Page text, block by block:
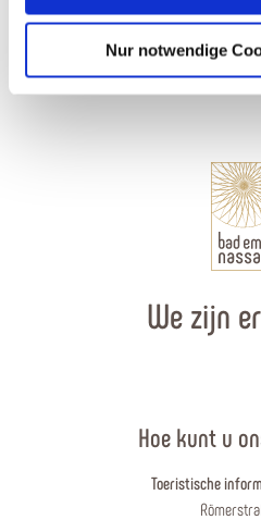
Nur notwendige
We zijn
Hoe kunt u
Toeristische